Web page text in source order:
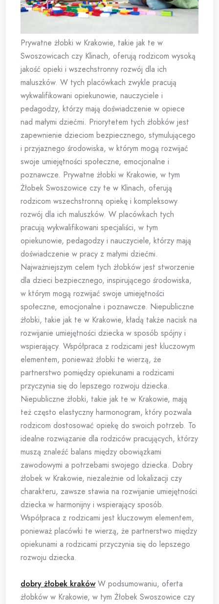
Prywatne żłobki w Krakowie, takie jak te w
Swoszowicach czy Klinach, oferują rodzicom wysoką
jakość opieki i wszechstronny rozwój dla ich
maluszków. W tych placówkach zwykle pracują
wykwalifikowani opiekunowie, nauczyciele i
pedagodzy, którzy mają doświadczenie w opiece
nad małymi dziećmi. Priorytetem tych żłobków jest
zapewnienie dzieciom bezpiecznego, stymulującego
i przyjaznego środowiska, w którym mogą rozwijać
swoje umiejętności społeczne, emocjonalne i
poznawcze. Prywatne żłobki w Krakowie, w tym
Żłobek Swoszowice czy te w Klinach, oferują
rodzicom wszechstronną opiekę i kompleksowy
rozwój dla ich maluszków. W placówkach tych
pracują wykwalifikowani specjaliści, w tym
opiekunowie, pedagodzy i nauczyciele, którzy mają
doświadczenie w pracy z małymi dziećmi.
Najważniejszym celem tych żłobków jest stworzenie
dla dzieci bezpiecznego, inspirującego środowiska,
w którym mogą rozwijać swoje umiejętności
społeczne, emocjonalne i poznawcze. Niepubliczne
żłobki, takie jak te w Krakowie, kładą także nacisk na
rozwijanie umiejętności dziecka w sposób spójny i
wspierający. Współpraca z rodzicami jest kluczowym
elementem, ponieważ żłobki te wierzą, że
partnerstwo pomiędzy opiekunami a rodzicami
przyczynia się do lepszego rozwoju dziecka.
Niepubliczne żłobki, takie jak te w Krakowie, mają
też często elastyczny harmonogram, który pozwala
rodzicom dostosować opiekę do swoich potrzeb. To
idealne rozwiązanie dla rodziców pracujących, którzy
muszą znaleźć balans między obowiązkami
zawodowymi a potrzebami swojego dziecka. Dobry
żłobek w Krakowie, niezależnie od lokalizacji czy
charakteru, zawsze stawia na rozwijanie umiejętności
dziecka w harmonijny i wspierający sposób.
Współpraca z rodzicami jest kluczowym elementem,
ponieważ placówki te wierzą, że partnerstwo między
opiekunami a rodzicami przyczynia się do lepszego
rozwoju dziecka.
dobry żłobek krakówW podsumowaniu, oferta
żłobków w Krakowie, w tym Żłobek Swoszowice czy